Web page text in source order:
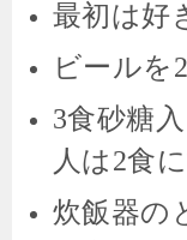
最初は好
ビールを
3食砂糖
人は2食
炊飯器の